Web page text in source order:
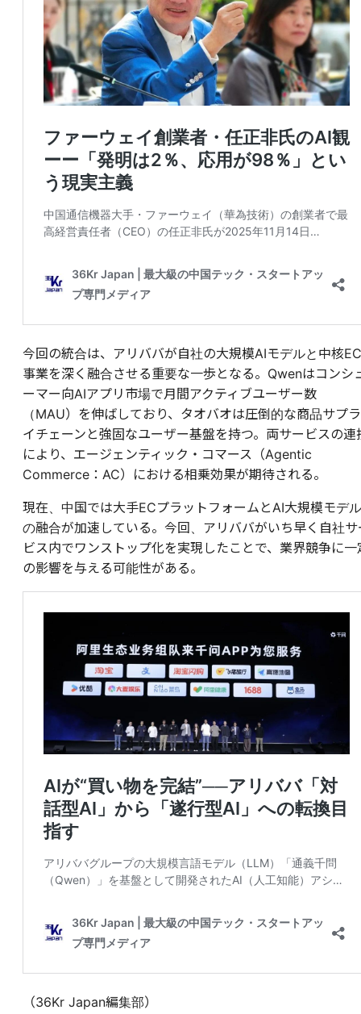
今回の統合は、アリババが自社の大規模AIモデルと中核EC
事業を深く融合させる重要な一歩となる。Qwenはコンシ
ーマー向AIアプリ市場で月間アクティブユーザー数
（MAU）を伸ばしており、タオバオは圧倒的な商品サプラ
イチェーンと強固なユーザー基盤を持つ。両サービスの連
により、エージェンティック・コマース（Agentic
Commerce：AC）における相乗効果が期待される。
現在、中国では大手ECプラットフォームとAI大規模モデル
の融合が加速している。今回、アリババがいち早く自社サ
ビス内でワンストップ化を実現したことで、業界競争に一
の影響を与える可能性がある。
（36Kr Japan編集部）